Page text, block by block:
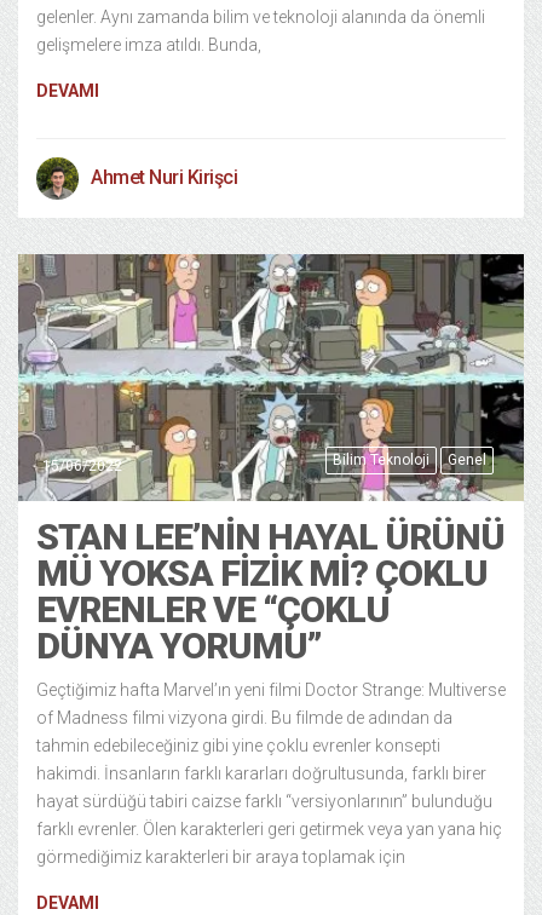
gelenler. Aynı zamanda bilim ve teknoloji alanında da önemli
gelişmelere imza atıldı. Bunda,
DEVAMI
Ahmet Nuri Kirişci
Bilim Teknoloji Genel
15/06/2022
STAN LEE’NIN HAYAL ÜRÜNÜ
MÜ YOKSA FIZIK MI? ÇOKLU
EVRENLER VE “ÇOKLU
DÜNYA YORUMU”
Geçtiğimiz hafta Marvel’ın yeni filmi Doctor Strange: Multiverse
of Madness filmi vizyona girdi. Bu filmde de adından da
tahmin edebileceğiniz gibi yine çoklu evrenler konsepti
hakimdi. İnsanların farklı kararları doğrultusunda, farklı birer
hayat sürdüğü tabiri caizse farklı “versiyonlarının” bulunduğu
farklı evrenler. Ölen karakterleri geri getirmek veya yan yana hiç
görmediğimiz karakterleri bir araya toplamak için
DEVAMI